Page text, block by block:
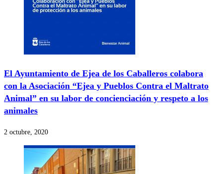
El Ayuntamiento de Ejea de los Caballeros colabora
con la Asociación “Ejea y Pueblos Contra el Maltrato
Animal” en su labor de concienciación y respeto a los
animales
2 octubre, 2020